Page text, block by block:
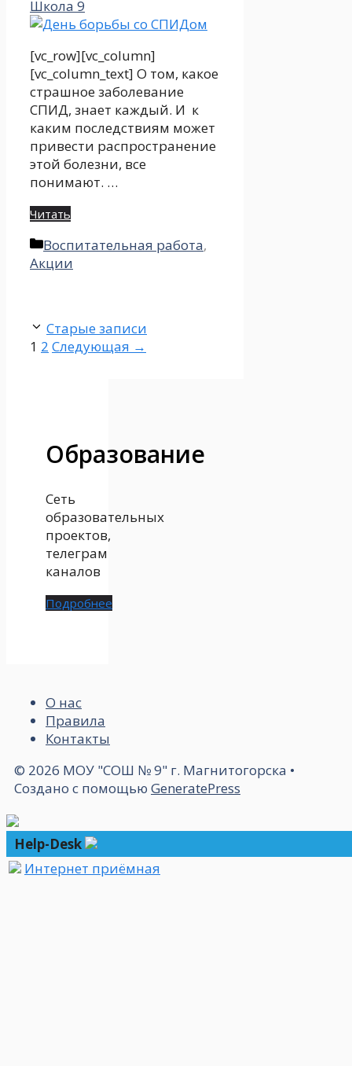
Школа 9
[vc_row][vc_column]
[vc_column_text] О том, какое
страшное заболевание
СПИД, знает каждый. И к
каким последствиям может
привести распространение
этой болезни, все
понимают. …
Читать
Рубрики
Воспитательная работа,
Акции
Старые записи
Страница
1 Страница
2 Следующая →
Образование
Сеть
образовательных
проектов,
телеграм
каналов
Подробнее
О нас
Правила
Контакты
© 2026 МОУ "СОШ № 9" г. Магнитогорска •
Создано с помощью GeneratePress
Help-Desk
Интернет приёмная